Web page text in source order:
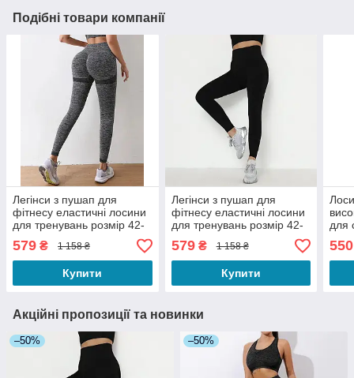
Подібні товари компанії
Легінси з пушап для
фітнесу еластичні лосини
для тренувань розмір 42-
сірого кольору
579 ₴ 1 158 ₴
Купити
Легінси з пушап для
фітнесу еластичні лосини
для тренувань розмір 42-
чорного кольору
579₴ 1 158 ₴
Купити
для
550
Акційні пропозиції та новинки
–50% –50%